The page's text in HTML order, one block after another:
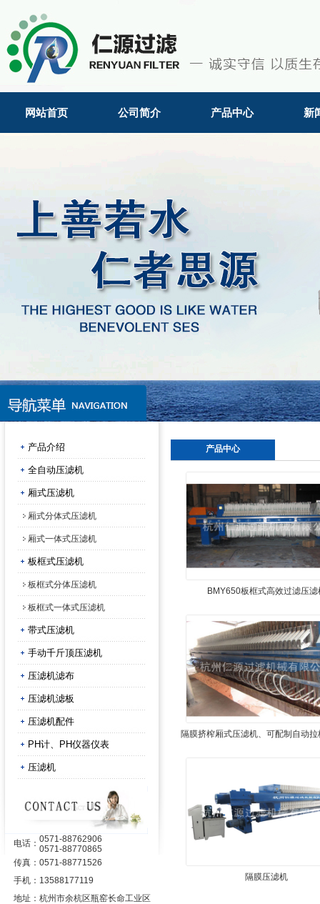
网站首页 公司简介 产品中心 新
产品介绍
全自动压滤机
厢式压滤机
厢式分体式压滤机
厢式一体式压滤机
板框式压滤机
板框式分体压滤机
板框式一体式压滤机
带式压滤机
手动千斤顶压滤机
压滤机滤布
压滤机滤板
压滤机配件
PH计、PH仪器仪表
压滤机
电话： 0571-88762906
0571-88770865
传真： 0571-88771526
手机： 13588177119
地址： 杭州市余杭区瓶窑长命工业区
产品中心
BMY650板框式高效过滤压滤
隔膜挤榨厢式压滤机、可配制自动
隔膜压滤机